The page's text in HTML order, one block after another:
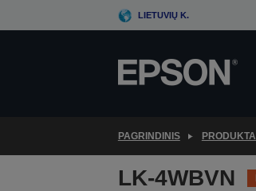
to
LIETUVIŲ K.
PAGRINDINIS PRODUKTAI
LK-4WBVN